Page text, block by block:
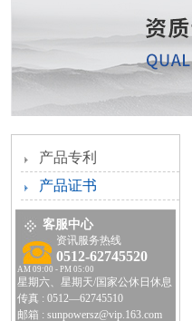
产品专利
产品证书
客服中心
资讯服务热线
0512-62745520
AM 09:00 - PM 05:00
星期六、星期天/国家公休日休息
传真 : 0512—62745510
邮箱 : sunpowersz@vip.163.com